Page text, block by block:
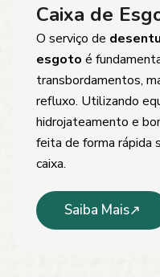
Caixa de
O serviço de
esgoto é
transbordamentos,
refluxo. Utilizando
hidrojateamento e
feita de forma rápida
caixa.
Saiba Mais